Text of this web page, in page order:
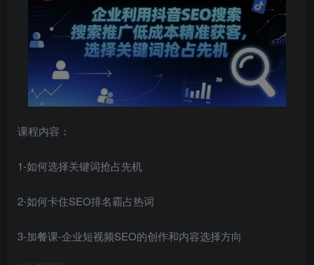
课程内容：
1-如何选择关键词抢占先机
2-如何卡住SEO排名霸占热词
3-加餐课-企业短视频SEO的创作和内容选择方向